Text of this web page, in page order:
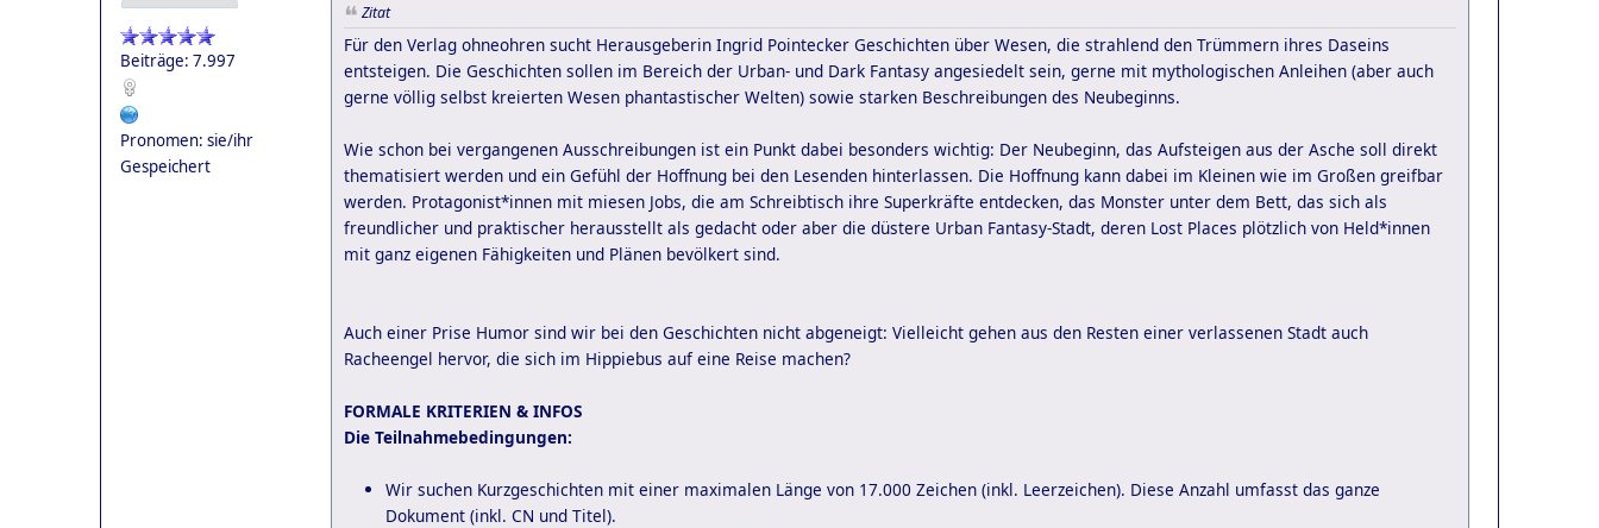
Beiträge: 7.997
Pronomen: sie/ihr
Gespeichert
Zitat
Für den Verlag ohneohren sucht Herausgeberin Ingrid Pointecker Geschichten über Wesen, die strahlend den Trümmern ihres Daseins
entsteigen. Die Geschichten sollen im Bereich der Urban- und Dark Fantasy angesiedelt sein, gerne mit mythologischen Anleihen (aber auch
gerne völlig selbst kreierten Wesen phantastischer Welten) sowie starken Beschreibungen des Neubeginns.
Wie schon bei vergangenen Ausschreibungen ist ein Punkt dabei besonders wichtig: Der Neubeginn, das Aufsteigen aus der Asche soll direkt
thematisiert werden und ein Gefühl der Hoffnung bei den Lesenden hinterlassen. Die Hoffnung kann dabei im Kleinen wie im Großen greifbar
werden. Protagonist*innen mit miesen Jobs, die am Schreibtisch ihre Superkräfte entdecken, das Monster unter dem Bett, das sich als
freundlicher und praktischer herausstellt als gedacht oder aber die düstere Urban Fantasy-Stadt, deren Lost Places plötzlich von Held*innen
mit ganz eigenen Fähigkeiten und Plänen bevölkert sind.
Auch einer Prise Humor sind wir bei den Geschichten nicht abgeneigt: Vielleicht gehen aus den Resten einer verlassenen Stadt auch
Racheengel hervor, die sich im Hippiebus auf eine Reise machen?
FORMALE KRITERIEN & INFOS
Die Teilnahmebedingungen:
Wir suchen Kurzgeschichten mit einer maximalen Länge von 17.000 Zeichen (inkl. Leerzeichen). Diese Anzahl umfasst das ganze
Dokument (inkl. CN und Titel).